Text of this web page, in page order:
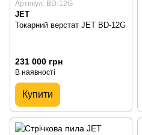
Артикул: BD-12G
JET
Токарний верстат JET BD-12G
231 000 грн
В наявності
Купити